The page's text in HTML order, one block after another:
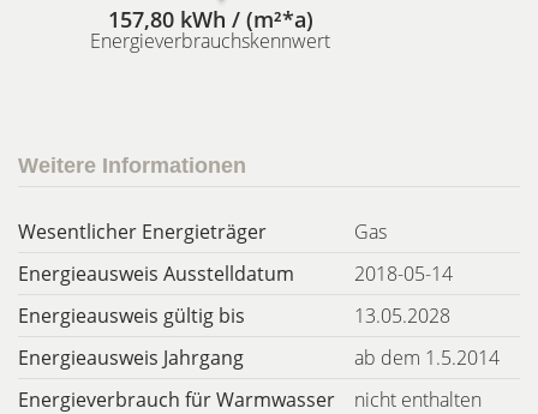
157,80 kWh / (m²*a)
Energieverbrauchskennwert
Weitere Informationen
Wesentlicher Energieträger
Gas
Energieausweis Ausstelldatum
2018-05-14
Energieausweis gültig bis
13.05.2028
Energieausweis Jahrgang
ab dem 1.5.2014
Energieverbrauch für Warmwasser
nicht enthalten